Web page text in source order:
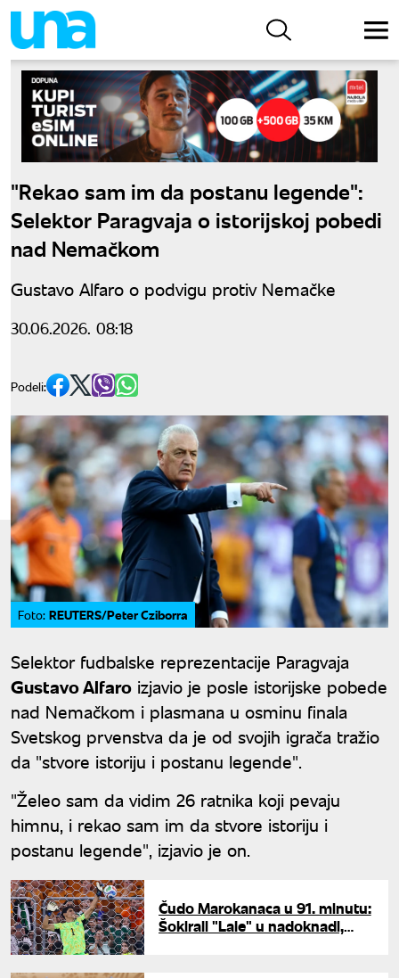
"Rekao sam im da postanu legende":
Selektor Paragvaja o istorijskoj pobedi
nad Nemačkom
Gustavo Alfaro o podvigu protiv Nemačke
30.06.2026. 08:18
Podeli:
Foto: REUTERS/Peter Cziborra
Selektor fudbalske reprezentacije Paragvaja
Gustavo Alfaro izjavio je posle istorijske pobede
nad Nemačkom i plasmana u osminu finala
Svetskog prvenstva da je od svojih igrača tražio
da "stvore istoriju i postanu legende".
"Želeo sam da vidim 26 ratnika koji pevaju
himnu, i rekao sam im da stvore istoriju i
postanu legende", izjavio je on.
Čudo Marokanaca u 91. minutu:
Šokirali "Lale" u nadoknadi,